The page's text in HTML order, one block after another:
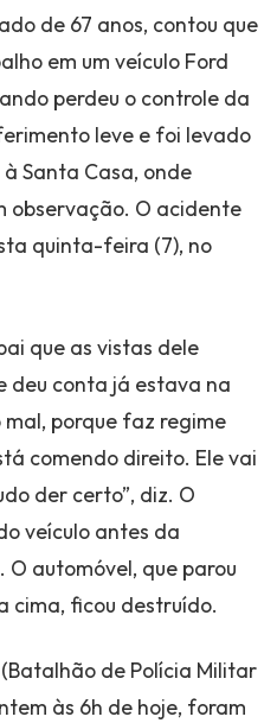
de 67 anos, contou que
em um veículo Ford
perdeu o controle da
leve e foi levado
Santa Casa, onde
observação. O acidente
quinta-feira (7), no
que as vistas dele
deu conta já estava na
porque faz regime
comendo direito. Ele vai
der certo”, diz. O
veículo antes da
automóvel, que parou
cima, ficou destruído.
de Polícia Militar
às 6h de hoje, foram